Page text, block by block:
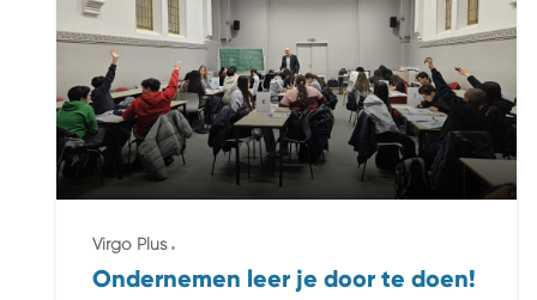
Virgo Plus
Ondernemen leer je door te doen!